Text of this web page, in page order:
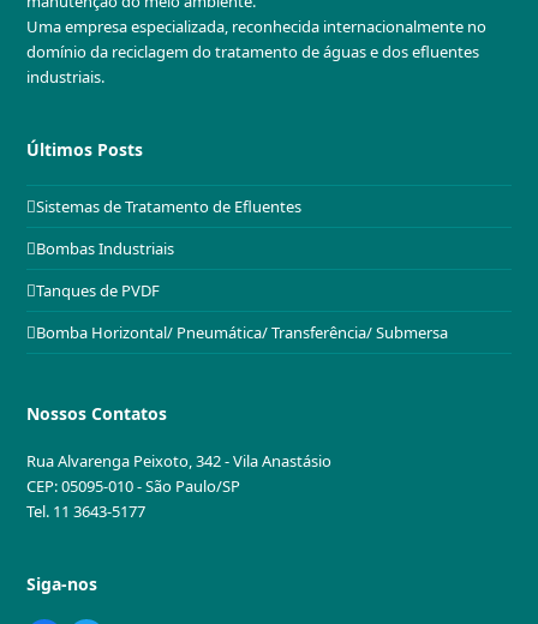
Uma empresa especializada, reconhecida internacionalmente no
domínio da reciclagem do tratamento de águas e dos efluentes
industriais.
Últimos Posts
Sistemas de Tratamento de Efluentes
Bombas Industriais
Tanques de PVDF
Bomba Horizontal/ Pneumática/ Transferência/ Submersa
Nossos Contatos
Rua Alvarenga Peixoto, 342 - Vila Anastásio
CEP: 05095-010 - São Paulo/SP
Tel. 11 3643-5177
Siga-nos